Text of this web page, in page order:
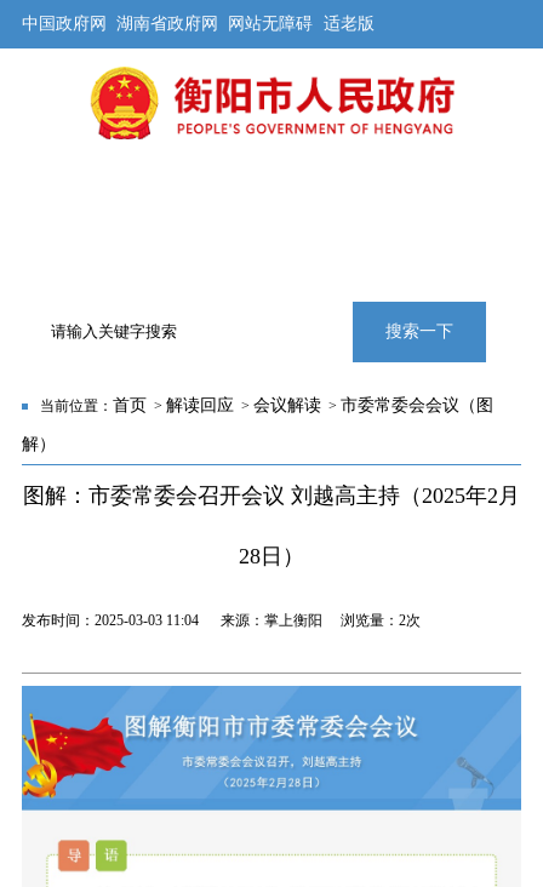
中国政府网 湖南省政府网 网站无障碍 适老版
搜索一下
当前位置： 首页 > 解读回应> 会议解读> 市委常委会会议（图
解）
图解：市委常委会召开会议 刘越高主持（2025年2月
28日）
发布时间：2025-03-03 11:04 来源：掌上衡阳 浏览量： 2次